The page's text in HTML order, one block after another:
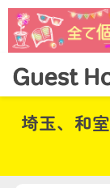
埼玉、和